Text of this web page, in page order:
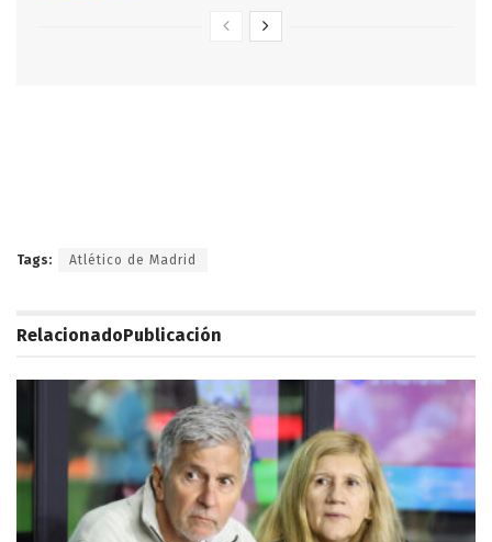
Tags: Atlético de Madrid
RelacionadoPublicación